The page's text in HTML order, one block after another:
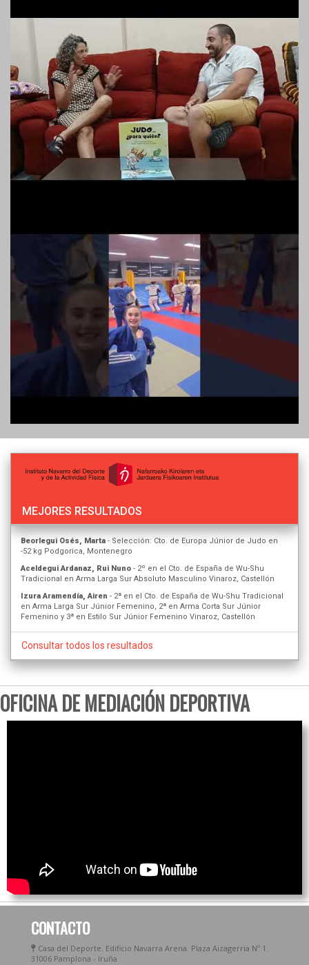
MEJORES RESULTADOS
Beorlegui Osés, Marta - Selección: Cto. de Europa Júnior de Judo en
-52 kg Podgorica, Montenegro
Aceldegui Ardanaz, Rui Nuno - 2º en el Cto. de España de Wu-Shu
Tradicional en Arma Larga Sur Absoluto Masculino Vinaroz, Castellón
Izura Aramendía, Airen - 2ª en el Cto. de España de Wu-Shu Tradicional
en Arma Larga Sur Júnior Femenino, 2ª en Arma Corta Sur Júnior
Femenino y 3ª en Estilo Sur Júnior Femenino Vinaroz, Castellón
Consultar todos los resultados
OFICINA DE MEDIACIÓN DEPORTIVA
CONTACTO
Casa del Deporte. Edificio Navarra Arena. Plaza Aizagerria Nº 1.
31006 Pamplona - Iruña